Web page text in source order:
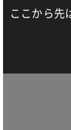
ここから先